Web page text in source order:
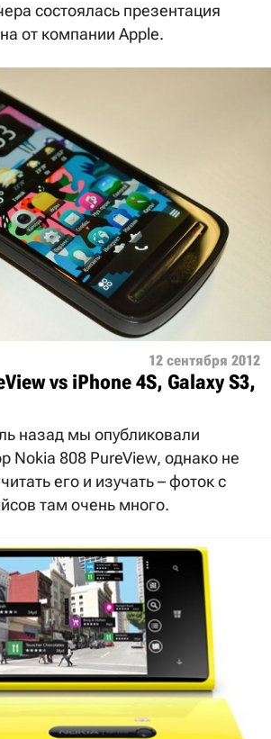
состоялась презентация
от компании Apple.
12 сентября 2012
vs iPhone 4S, Galaxy S3,
назад мы опубликовали
Nokia 808 PureView, однако не
его и изучать – фоток с
там очень много.